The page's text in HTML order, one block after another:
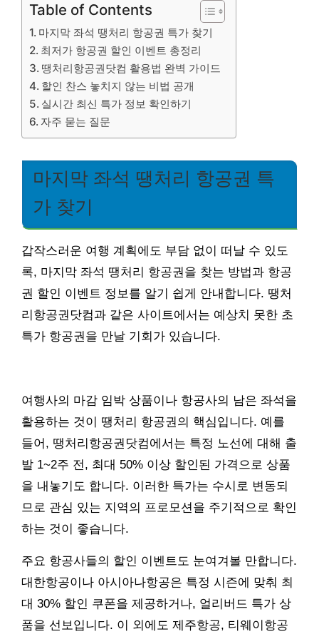
Table of Contents
마지막 좌석 땡처리 항공권 특가 찾기
최저가 항공권 할인 이벤트 총정리
땡처리항공권닷컴 활용법 완벽 가이드
할인 찬스 놓치지 않는 비법 공개
실시간 최신 특가 정보 확인하기
자주 묻는 질문
마지막 좌석 땡처리 항공권 특
가 찾기
갑작스러운 여행 계획에도 부담 없이 떠날 수 있도
록, 마지막 좌석 땡처리 항공권을 찾는 방법과 항공
권 할인 이벤트 정보를 알기 쉽게 안내합니다. 땡처
리항공권닷컴과 같은 사이트에서는 예상치 못한 초
특가 항공권을 만날 기회가 있습니다.
여행사의 마감 임박 상품이나 항공사의 남은 좌석을
활용하는 것이 땡처리 항공권의 핵심입니다. 예를
들어, 땡처리항공권닷컴에서는 특정 노선에 대해 출
발 1~2주 전, 최대 50% 이상 할인된 가격으로 상품
을 내놓기도 합니다. 이러한 특가는 수시로 변동되
므로 관심 있는 지역의 프로모션을 주기적으로 확인
하는 것이 좋습니다.
주요 항공사들의 할인 이벤트도 눈여겨볼 만합니다.
대한항공이나 아시아나항공은 특정 시즌에 맞춰 최
대 30% 할인 쿠폰을 제공하거나, 얼리버드 특가 상
품을 선보입니다. 이 외에도 제주항공, 티웨이항공